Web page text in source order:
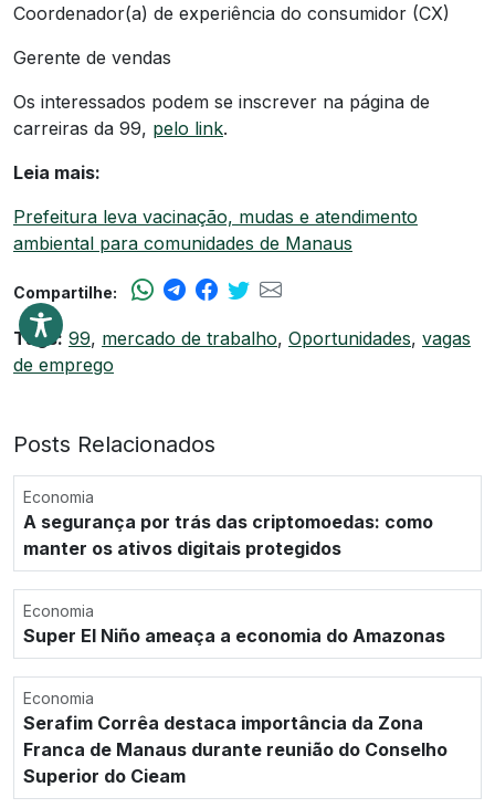
Coordenador(a) de experiência do consumidor (CX)
Gerente de vendas
Os interessados podem se inscrever na página de
carreiras da 99, pelo link.
Leia mais:
Prefeitura leva vacinação, mudas e atendimento
ambiental para comunidades de Manaus
Compartilhe:
Tags: 99, mercado de trabalho, Oportunidades, vagas
de emprego
Posts Relacionados
Economia
A segurança por trás das criptomoedas: como
manter os ativos digitais protegidos
Economia
Super El Niño ameaça a economia do Amazonas
Economia
Serafim Corrêa destaca importância da Zona
Franca de Manaus durante reunião do Conselho
Superior do Cieam